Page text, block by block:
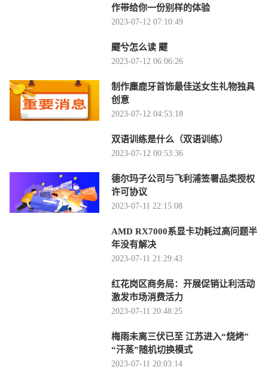
作带给你一份别样的体验
2023-07-12 07:10:49
飂兮怎么读 飂
2023-07-12 06:06:26
制作麋鹿牙首饰最佳送女生礼物独具
创意
2023-07-12 04:53:18
双语训练是什么（双语训练）
2023-07-12 00:53:36
德尔玛子公司与飞利浦签署品类授权
许可协议
2023-07-11 22:15:08
AMD RX7000系显卡功耗过高问题半
年没有解决
2023-07-11 21:29:43
红花岗区商务局：开展促销让利活动
激发市场消费活力
2023-07-11 20:48:25
梅雨未离三伏已至 江苏进入“烧烤”
“汗蒸”随机切换模式
2023-07-11 20:03:14